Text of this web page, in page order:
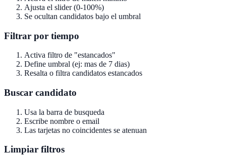
Ajusta el slider (0-100%)
Se ocultan candidatos bajo el umbral
Filtrar por tiempo
Activa filtro de "estancados"
Define umbral (ej: mas de 7 dias)
Resalta o filtra candidatos estancados
Buscar candidato
Usa la barra de busqueda
Escribe nombre o email
Las tarjetas no coincidentes se atenuan
Limpiar filtros